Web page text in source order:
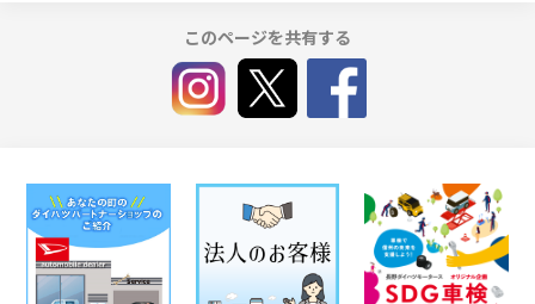
このページを共有する